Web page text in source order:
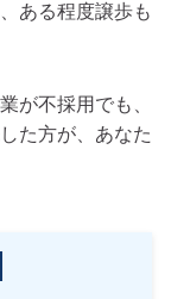
ある程度譲歩も
が不採用でも、
た方が、あなた